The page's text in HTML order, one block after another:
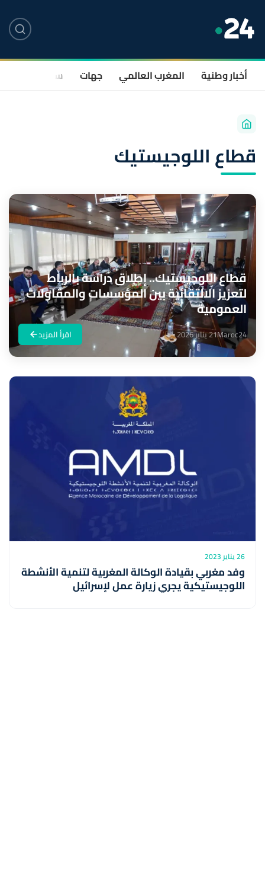
أخبار وطنية المغرب العالمي جهات سياسة
قطاع اللوجيستيك
قطاع اللوجيستيك.. إطلاق دراسة بالرباط
لتعزيز الالتقائية بين المؤسسات والمقاولات
العمومية
Maroc2421 يناير 2026 اقرأ المزيد
26 يناير 2023
وفد مغربي بقيادة الوكالة المغربية لتنمية الأنشطة
اللوجيستيكية يجري زيارة عمل لإسرائيل